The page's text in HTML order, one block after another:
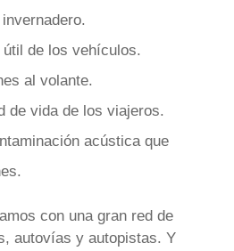
de los vehículos.
al volante.
de vida de los viajeros.
acústica que
con una gran red de
autovías y autopistas. Y